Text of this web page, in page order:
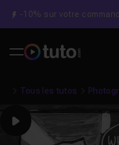
-10% sur votre
Tous les tutos
Play